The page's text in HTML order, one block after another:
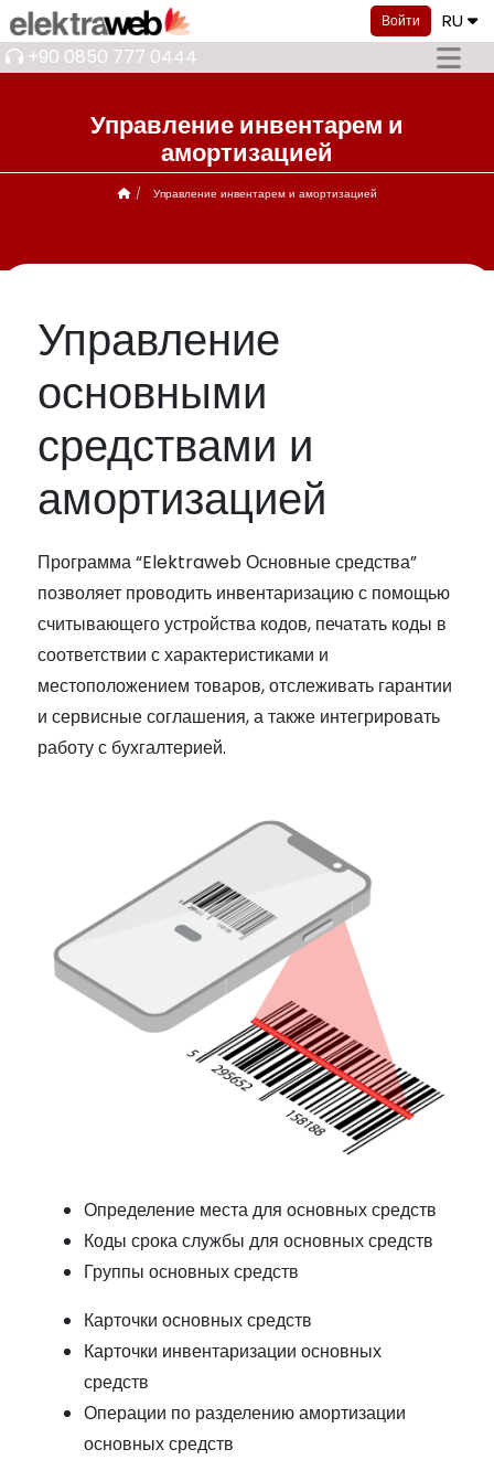
Войти RU
+90 0850 777 0444
Управление инвентарем и
амортизацией
Управление инвентарем и амортизацией
Управление
основными
средствами и
амортизацией
Программа “Elektraweb Основные средства”
позволяет проводить инвентаризацию с помощью
считывающего устройства кодов, печатать коды в
соответствии с характеристиками и
местоположением товаров, отслеживать гарантии
и сервисные соглашения, а также интегрировать
работу с бухгалтерией.
Определение места для основных средств
Коды срока службы для основных средств
Группы основных средств
Карточки основных средств
Карточки инвентаризации основных
средств
Операции по разделению амортизации
основных средств